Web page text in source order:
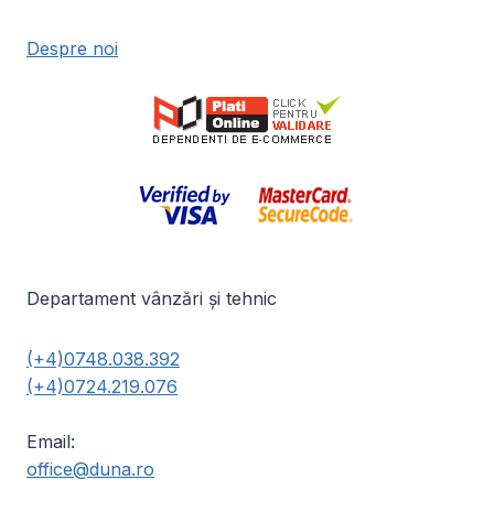
Despre noi
Departament vânzări și tehnic
(+4)0748.038.392
(+4)0724.219.076
Email:
office@duna.ro